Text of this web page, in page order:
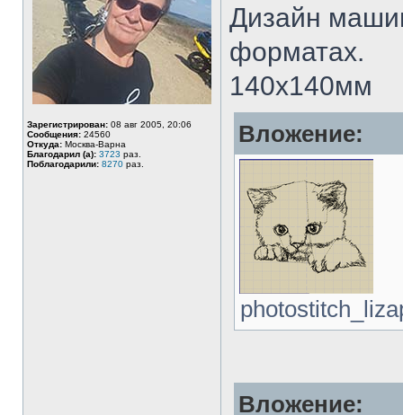
Зарегистрирован: 08 авг 2005, 20:06
Сообщения: 24560
Откуда: Москва-Варна
Благодарил (а): 3723 раз.
Поблагодарили: 8270 раз.
Дизайн
форматах.
140х140мм
Вложение:
Вложение: